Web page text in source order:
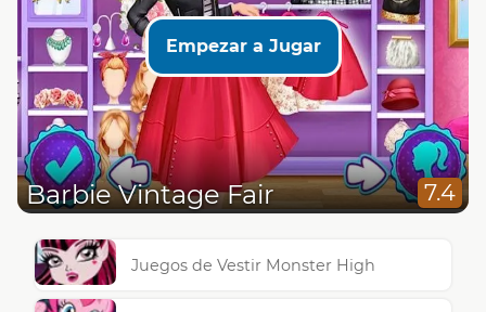
Empezar a Jugar
Barbie Vintage Fair 7.4
Juegos de Vestir Monster High